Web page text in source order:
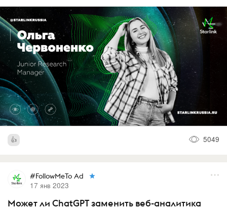
5049
#FollowMeTo Ad
17 янв 2023
Может ли ChatGPT заменить веб-аналитика